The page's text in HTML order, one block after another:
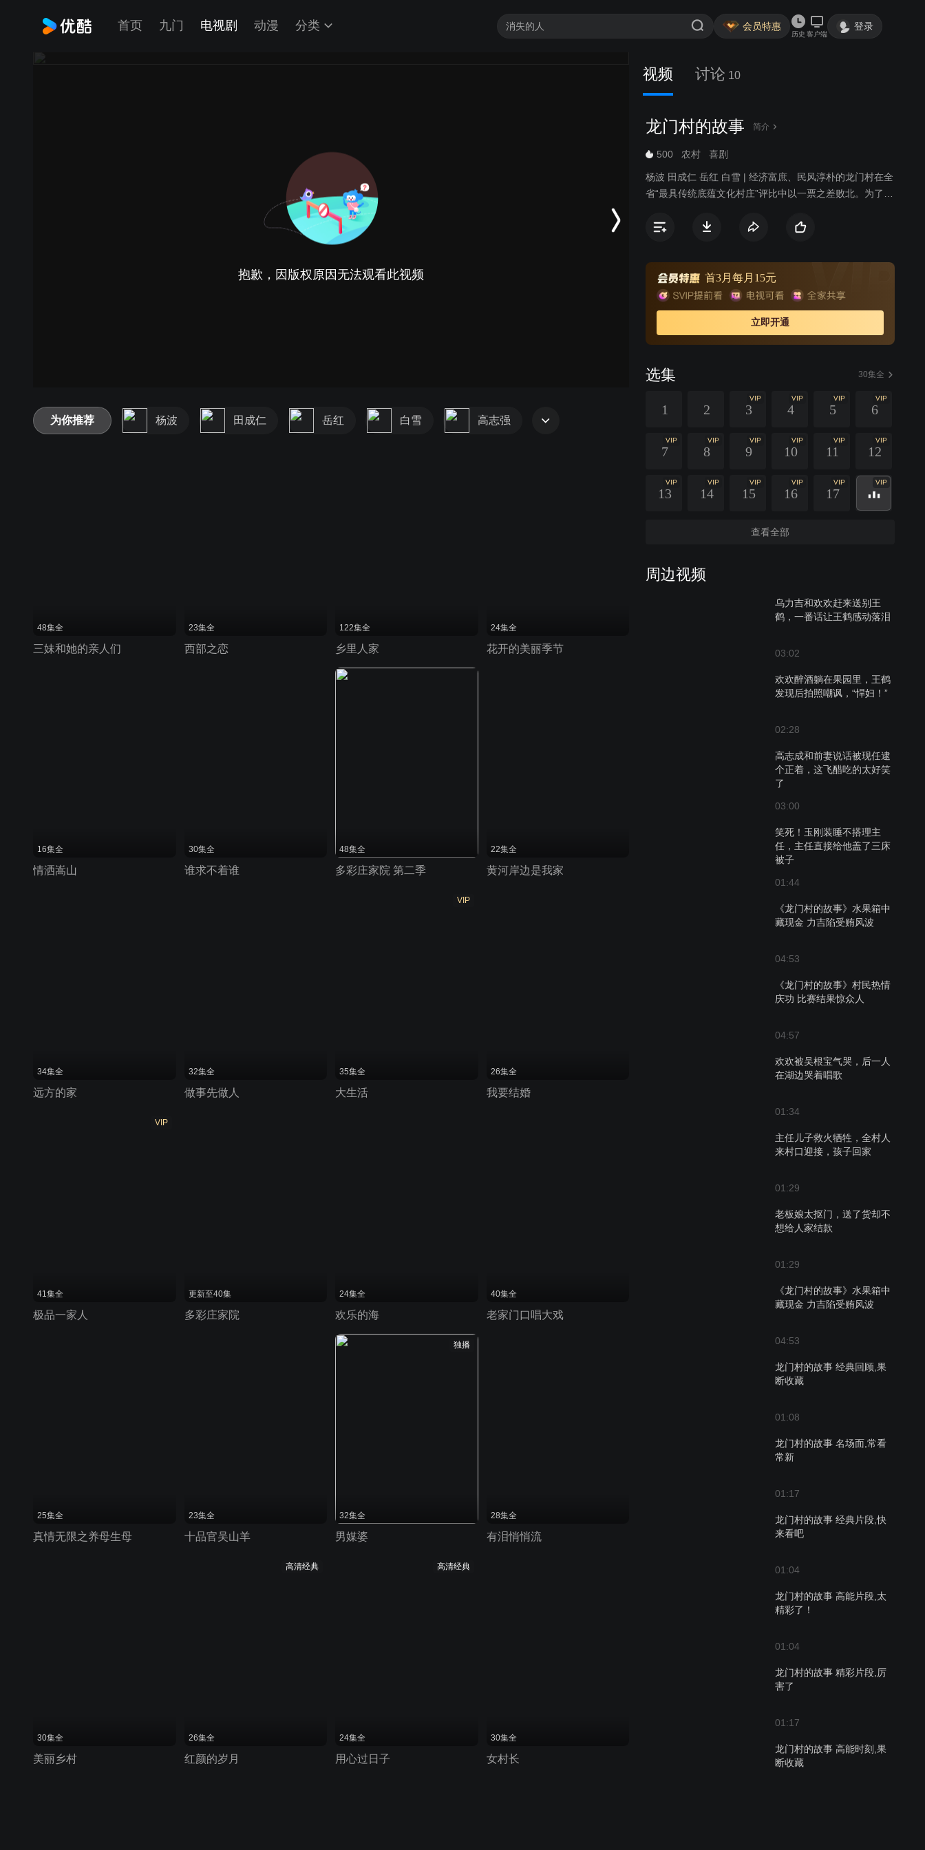
首页 九门 电视剧 动漫 分类 会员特惠
历史 客户端
登录
抱歉，因版权原因无法观看此视频
视频 讨论 10
龙门村的故事 简介
500 农村 喜剧
杨波 田成仁 岳红 白雪 | 经济富庶、民风淳朴的龙门村在全
省“最具传统底蕴文化村庄”评比中以一票之差败北。为了在
身解数，展示十八般武艺，京剧、越剧、黄梅戏、豫剧，
趣，更领略到了中国传统文化带来的精神享受。龙门村在
第二年如愿以偿获得胜利，鞭炮声中，大家相约为龙门村
今后的文化发展继续努力。
首3月每月15元
立即开通
选集 30集全
1 2
VIP
3
VIP
4
VIP
5
VIP
6
VIP
7
VIP
8
VIP
9
VIP
10
VIP
11
VIP
12
VIP
13
VIP
14
VIP
15
VIP
16
VIP
17
VIP
查看全部
周边视频
乌力吉和欢欢赶来送别王
鹤，一番话让王鹤感动落泪
03:02
欢欢醉酒躺在果园里，王鹤
发现后拍照嘲讽，“悍妇！”
02:28
高志成和前妻说话被现任逮
个正着，这飞醋吃的太好笑
了
03:00
笑死！玉刚装睡不搭理主
任，主任直接给他盖了三床
被子
01:44
《龙门村的故事》水果箱中
藏现金 力吉陷受贿风波
04:53
《龙门村的故事》村民热情
庆功 比赛结果惊众人
04:57
欢欢被吴根宝气哭，后一人
在湖边哭着唱歌
01:34
主任儿子救火牺牲，全村人
来村口迎接，孩子回家
01:29
老板娘太抠门，送了货却不
想给人家结款
01:29
《龙门村的故事》水果箱中
藏现金 力吉陷受贿风波
04:53
龙门村的故事 经典回顾,果
断收藏
01:08
龙门村的故事 名场面,常看
常新
01:17
龙门村的故事 经典片段,快
来看吧
01:04
龙门村的故事 高能片段,太
精彩了！
01:04
龙门村的故事 精彩片段,厉
害了
01:17
龙门村的故事 高能时刻,果
断收藏
为你推荐 杨波 田成仁 岳红 白雪 高志强
48集全
三妹和她的亲人们
23集全
西部之恋
122集全
乡里人家
24集全
花开的美丽季节
16集全
情洒嵩山
30集全
谁求不着谁
48集全
多彩庄家院 第二季
22集全
黄河岸边是我家
34集全
远方的家
32集全
做事先做人
VIP
35集全
大生活
26集全
我要结婚
VIP
41集全
极品一家人
更新至40集
多彩庄家院
24集全
欢乐的海
40集全
老家门口唱大戏
25集全
真情无限之养母生母
23集全
十品官吴山羊
独播
32集全
男媒婆
28集全
有泪悄悄流
30集全
美丽乡村
高清经典
26集全
红颜的岁月
高清经典
24集全
用心过日子
30集全
女村长